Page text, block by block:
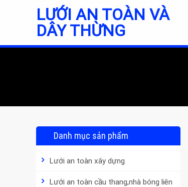
LƯỚI AN TOÀN VÀ
DÂY THỪNG
Danh mục sản phẩm
Lưới an toàn xây dựng
Lưới an toàn cầu thang,nhà bóng liên